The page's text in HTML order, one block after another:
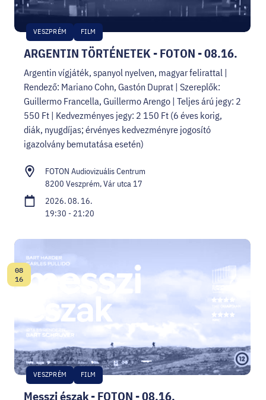
ARGENTIN TÖRTÉNETEK - FOTON - 08.16.
VESZPRÉM FILM
Argentin vígjáték, spanyol nyelven, magyar felirattal |
Rendező: Mariano Cohn, Gastón Duprat | Szereplők:
Guillermo Francella, Guillermo Arengo | Teljes árú jegy: 2
550 Ft | Kedvezményes jegy: 2 150 Ft (6 éves korig,
diák, nyugdíjas; érvényes kedvezményre jogosító
igazolvány bemutatása esetén)
FOTON Audiovizuális Centrum
8200 Veszprém, Vár utca 17
2026. 08. 16.
19:30 - 21:20
Messzi észak - FOTON - 08.16.
VESZPRÉM FILM
Dátum:
08
16